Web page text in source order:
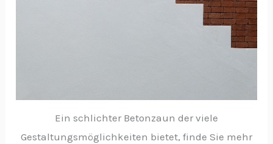
Ein schlichter Betonzaun der viele
Gestaltungsmöglichkeiten bietet, finde Sie mehr